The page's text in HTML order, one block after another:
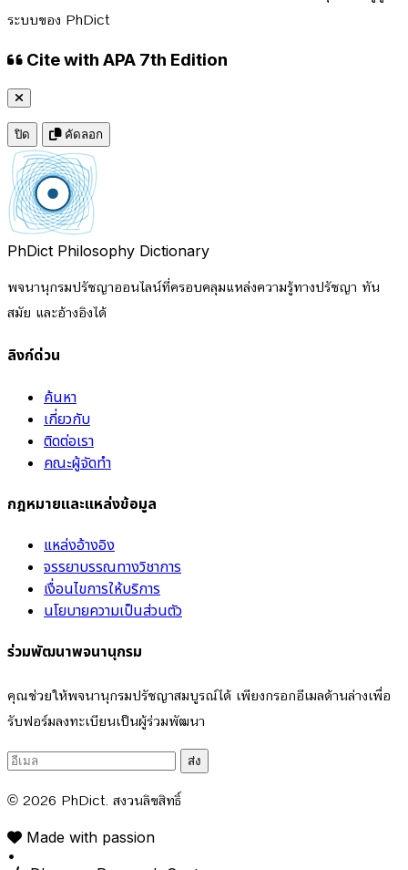
ระบบของ PhDict
Cite with APA 7th Edition
ปิด คัดลอก
PhDict Philosophy Dictionary
พจนานุกรมปรัชญาออนไลน์ที่ครอบคลุมแหล่งความรู้ทางปรัชญา ทัน
สมัย และอ้างอิงได้
ลิงก์ด่วน
ค้นหา
เกี่ยวกับ
ติดต่อเรา
คณะผู้จัดทำ
กฎหมายและแหล่งข้อมูล
แหล่งอ้างอิง
จรรยาบรรณทางวิชาการ
เงื่อนไขการให้บริการ
นโยบายความเป็นส่วนตัว
ร่วมพัฒนาพจนานุกรม
คุณช่วยให้พจนานุกรมปรัชญาสมบูรณ์ได้ เพียงกรอกอีเมลด้านล่างเพื่อ
รับฟอร์มลงทะเบียนเป็นผู้ร่วมพัฒนา
ส่ง
© 2026 PhDict. สงวนลิขสิทธิ์
Made with passion
•